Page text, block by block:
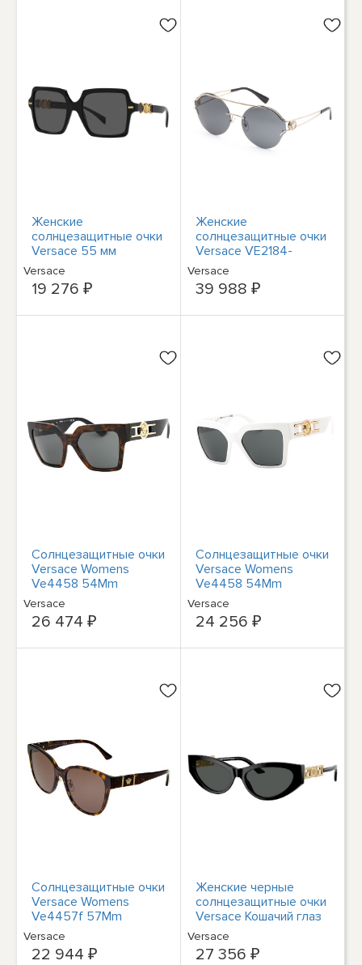
Женские
солнцезащитные очки
Versace 55 мм
черного цвета
VE4441-GB1-87-55
Versace
19 276 ₽
Женские
солнцезащитные очки
Versace VE2184-
12528761 бледно-
золотистого цвета
диаметром 61 мм
Versace
39 988 ₽
Солнцезащитные очки
Versace Womens
Ve4458 54Mm
Женские коричневые
Versace
26 474 ₽
Солнцезащитные очки
Versace Womens
Ve4458 54Mm
Женские
Versace
24 256 ₽
Солнцезащитные очки
Versace Womens
Ve4457f 57Mm
Женские коричневые
Versace
22 944 ₽
Женские черные
солнцезащитные очки
Versace Кошачий глаз
VE4470B-GB187-56 -
Италия
Versace
27 356 ₽